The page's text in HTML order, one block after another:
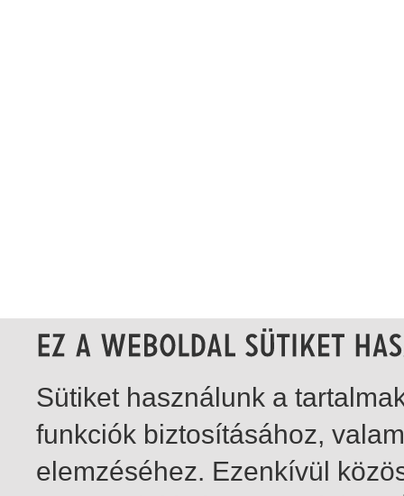
Sütiket használunk a
funkciók biztosításához,
elemzéséhez. Ezenkívül